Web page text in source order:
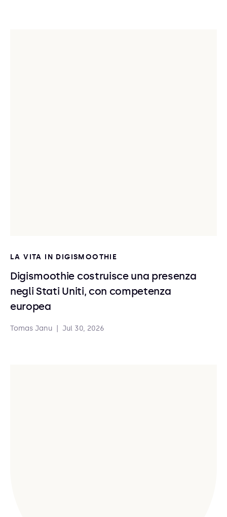
LA VITA IN DIGISMOOTHIE
Digismoothie costruisce una presenza
negli Stati Uniti, con competenza
europea
Tomas Janu Jul 30, 2026